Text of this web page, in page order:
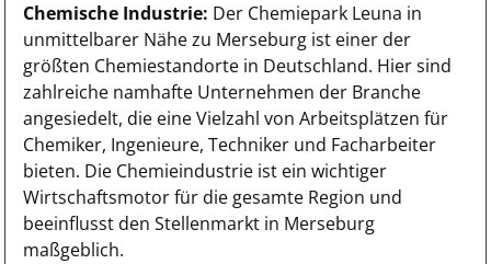
Chemische Industrie: Der Chemiepark Leuna in
unmittelbarer Nähe zu Merseburg ist einer der
größten Chemiestandorte in Deutschland. Hier sind
zahlreiche namhafte Unternehmen der Branche
angesiedelt, die eine Vielzahl von Arbeitsplätzen für
Chemiker, Ingenieure, Techniker und Facharbeiter
bieten. Die Chemieindustrie ist ein wichtiger
Wirtschaftsmotor für die gesamte Region und
beeinflusst den Stellenmarkt in Merseburg
maßgeblich.